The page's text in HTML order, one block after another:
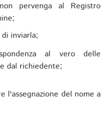
pervenga al Registro
inviarla;
al vero delle
dal richiedente;
l'assegnazione del nome a